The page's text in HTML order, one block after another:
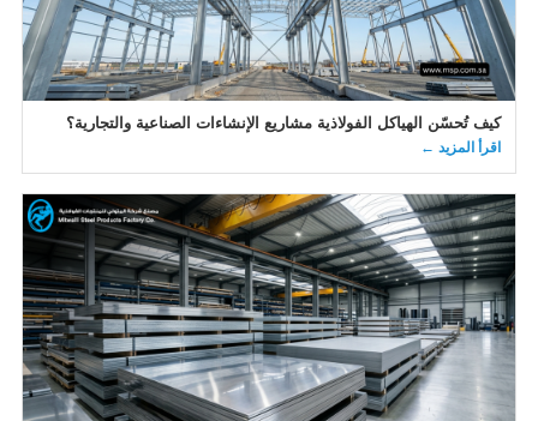
كيف تُحسّن الهياكل الفولاذية مشاريع الإنشاءات الصناعية والتجارية؟
اقرأ المزيد ←